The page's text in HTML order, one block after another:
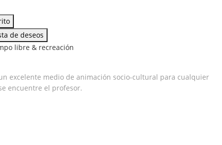
de deseos
libre & recreación
excelente medio de animación socio-cultural para cualquier
encuentre el profesor.